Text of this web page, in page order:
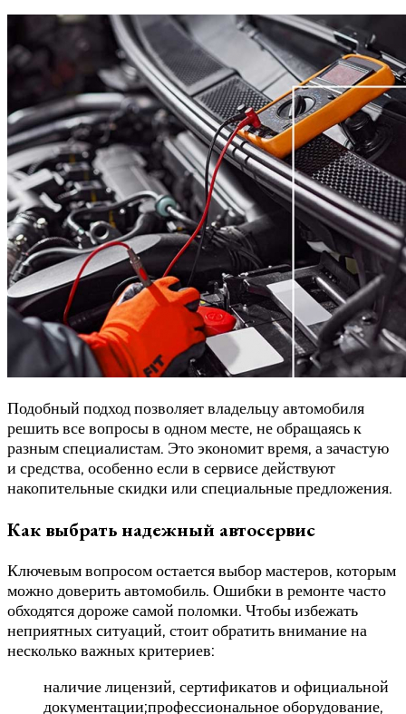
Подобный подход позволяет владельцу автомобиля
решить все вопросы в одном месте, не обращаясь к
разным специалистам. Это экономит время, а зачастую
и средства, особенно если в сервисе действуют
накопительные скидки или специальные предложения.
Как выбрать надежный автосервис
Ключевым вопросом остается выбор мастеров, которым
можно доверить автомобиль. Ошибки в ремонте часто
обходятся дороже самой поломки. Чтобы избежать
неприятных ситуаций, стоит обратить внимание на
несколько важных критериев:
наличие лицензий, сертификатов и официальной
документации;профессиональное оборудование,